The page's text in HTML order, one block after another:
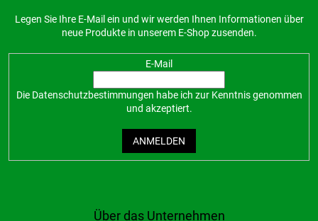
Über das Unternehmen
Legen Sie Ihre E-Mail ein und wir werden Ihnen Informationen über
neue Produkte in unserem E-Shop zusenden.
E-Mail
Die Datenschutzbestimmungen habe ich zur Kenntnis genommen
und akzeptiert.
ANMELDEN